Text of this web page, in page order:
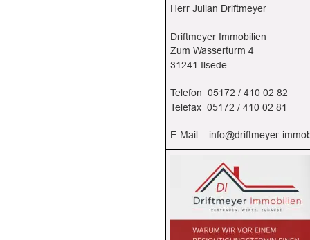
Herr Julian Driftmeyer
Driftmeyer Immobilien
Zum Wasserturm 4
31241 Ilsede
Telefon  05172 / 410 02 82
Telefax  05172 / 410 02 81
E-Mail info@driftmeyer-